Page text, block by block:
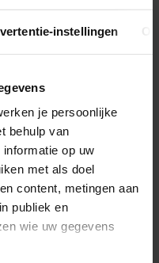
instellingen
je persoonlijke
behulp van
op uw
met als doel
content, metingen aan
publiek en
wie uw gegevens
ELOISE